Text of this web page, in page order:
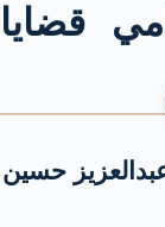
قضايا
حسين